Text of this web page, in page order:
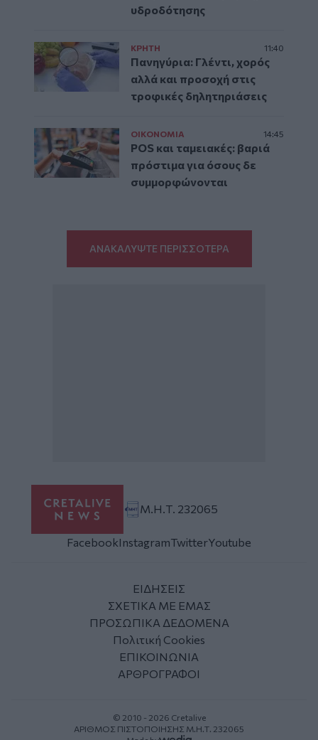
υδροδότησης
ΚΡΗΤΗ 11:40
Πανηγύρια: Γλέντι, χορός
αλλά και προσοχή στις
τροφικές δηλητηριάσεις
ΟΙΚΟΝΟΜΙΑ 14:45
POS και ταμειακές: βαριά
πρόστιμα για όσους δε
συμμορφώνονται
ΑΝΑΚΑΛΥΨΤΕ ΠΕΡΙΣΣΟΤΕΡΑ
Μ.Η.Τ. 232065
FacebookInstagramTwitterYoutube
ΕΙΔΗΣΕΙΣ
ΣΧΕΤΙΚΑ ΜΕ ΕΜΑΣ
ΠΡΟΣΩΠΙΚΑ ΔΕΔΟΜΕΝΑ
Πολιτική Cookies
ΕΠΙΚΟΙΝΩΝΙΑ
ΑΡΘΡΟΓΡΑΦΟΙ
© 2010 - 2026 Cretalive
ΑΡΙΘΜΟΣ ΠΙΣΤΟΠΟΙΗΣΗΣ Μ.Η.Τ. 232065